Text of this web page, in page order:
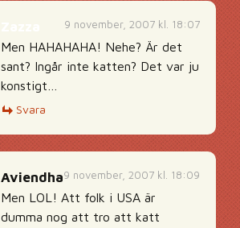
9 november, 2007 kl. 18:07
Men HAHAHAHA! Nehe? Är det
sant? Ingår inte katten? Det var ju
konstigt…
Svara
9 november, 2007 kl. 18:09
Aviendha
Men LOL! Att folk i USA är
dumma nog att tro att katt